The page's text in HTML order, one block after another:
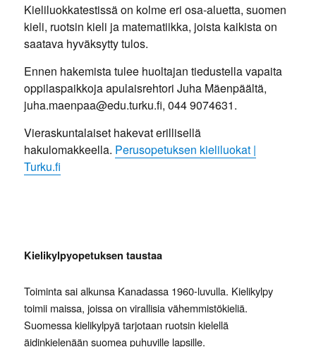
Kieliluokkatestissä on kolme eri osa-aluetta, suomen
kieli, ruotsin kieli ja matematiikka, joista kaikista on
saatava hyväksytty tulos.
Ennen hakemista tulee huoltajan tiedustella vapaita
oppilaspaikkoja apulaisrehtori Juha Mäenpäältä,
juha.maenpaa@edu.turku.fi, 044 9074631.
Vieraskuntalaiset hakevat erillisellä
hakulomakkeella. Perusopetuksen kieliluokat |
Turku.fi
Kielikylpyopetuksen taustaa
Toiminta sai alkunsa Kanadassa 1960-luvulla. Kielikylpy
toimii maissa, joissa on virallisia vähemmistökieliä.
Suomessa kielikylpyä tarjotaan ruotsin kielellä
äidinkielenään suomea puhuville lapsille.